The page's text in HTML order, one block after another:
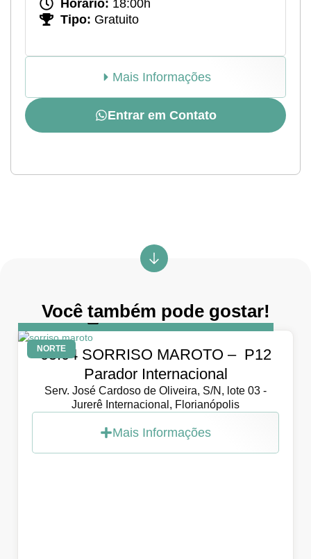
Horário: 18:00h
Tipo: Gratuito
Mais Informações
Entrar em Contato
Você também pode gostar!
NORTE
DIA5 de abril de 2026
05.04 SORRISO MAROTO – P12
Parador Internacional
Serv. José Cardoso de Oliveira, S/N, lote 03 -
Jurerê Internacional, Florianópolis
Mais Informações